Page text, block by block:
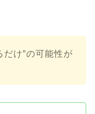
だけ”の可能性が